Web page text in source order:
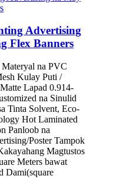
Advertising
Flex Banners
na PVC
Kulay Puti /
Lapad 0.914-
na Sinulid
Tinta Solvent, Eco-
Hot Laminated
Panloob na
Poster Tampok
Magtustos
Meters bawat
Dami(square